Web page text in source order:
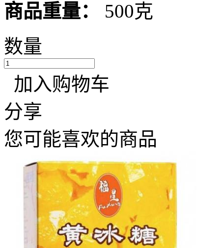
商品重量：
500克
数量
加入购物车
分享
您可能喜欢的商品